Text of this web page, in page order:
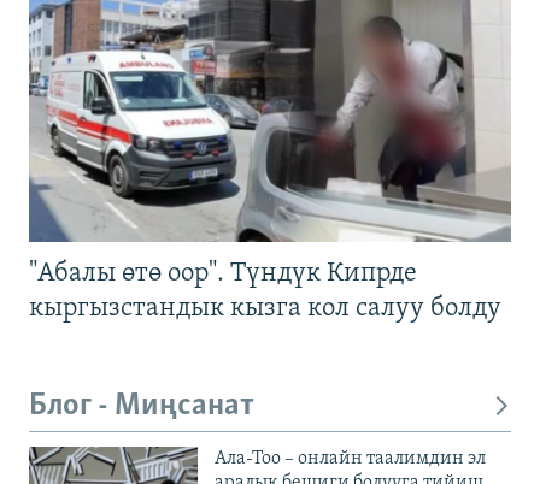
"Абалы өтө оор". Түндүк Кипрде
кыргызстандык кызга кол салуу болду
Блог - Миңсанат
Ала-Тоо – онлайн таалимдин эл